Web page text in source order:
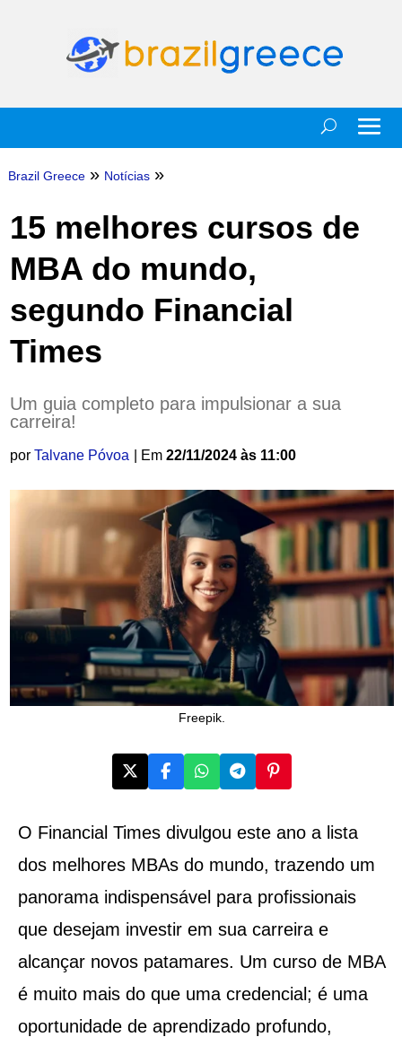
Brazil Greece » Notícias »
15 melhores cursos de
MBA do mundo,
segundo Financial
Times
Um guia completo para impulsionar a sua
carreira!
por Talvane Póvoa | Em 22/11/2024 às 11:00
Freepik.
O Financial Times divulgou este ano a lista
dos melhores MBAs do mundo, trazendo um
panorama indispensável para profissionais
que desejam investir em sua carreira e
alcançar novos patamares. Um curso de MBA
é muito mais do que uma credencial; é uma
oportunidade de aprendizado profundo,